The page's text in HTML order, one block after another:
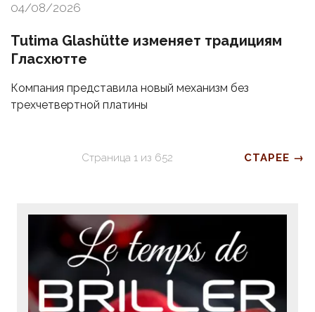
04/08/2026
Tutima Glashütte изменяет традициям
Гласхютте
Компания представила новый механизм без
трехчетвертной платины
Страница 1 из 652 СТАРЕЕ →